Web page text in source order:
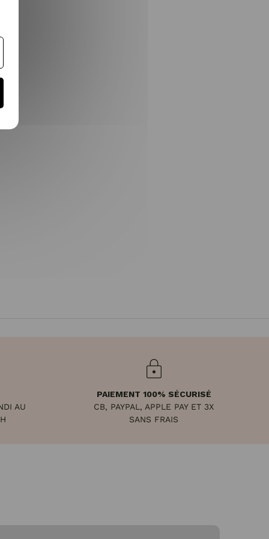
AU
PAIEMENT 100% SÉCURISÉ
CB, PAYPAL, APPLE PAY ET 3X
SANS FRAIS